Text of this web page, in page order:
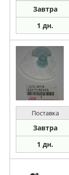
Завтра
1 дн.
Поставка
Завтра
1 дн.